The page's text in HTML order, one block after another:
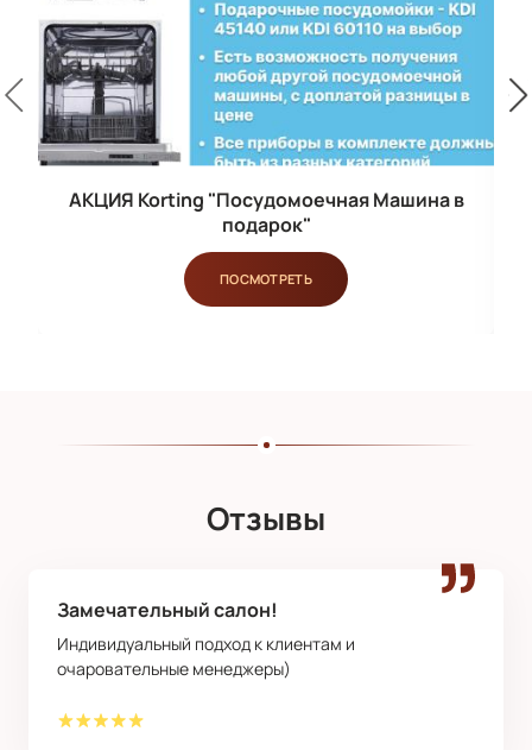
АКЦИЯ Korting "Посудомоечная Машина в
подарок"
ПОСМОТРЕТЬ
Отзывы
Замечательный салон!
Индивидуальный подход к клиентам и
очаровательные менеджеры)